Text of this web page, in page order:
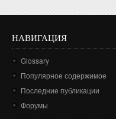
НАВИГАЦИЯ
Glossary
Популярное содержимое
Последние публикации
Форумы